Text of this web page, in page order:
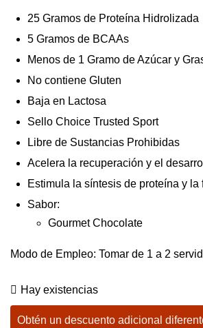
25 Gramos de Proteína Hidrolizada
5 Gramos de BCAAs
Menos de 1 Gramo de Azúcar y
No contiene Gluten
Baja en Lactosa
Sello Choice Trusted Sport
Libre de Sustancias Prohibidas
Acelera la recuperación y el
Estimula la síntesis de proteína y la
Sabor:
Gourmet Chocolate
Modo de Empleo: Tomar de 1 a 2
Hay existencias
Obtén un descuento adicional